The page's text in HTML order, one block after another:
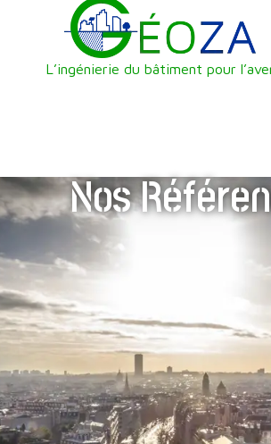
L’ingénierie du bâtiment pour
Nos